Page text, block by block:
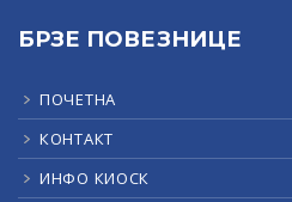
БРЗЕ ПОВЕЗНИЦЕ
ПОЧЕТНА
КОНТАКТ
ИНФО КИОСК